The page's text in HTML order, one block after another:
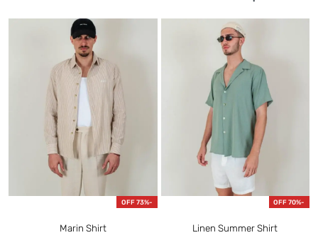
-70% OFF
Linen Summer Shirt
-73% OFF
Marin Shirt